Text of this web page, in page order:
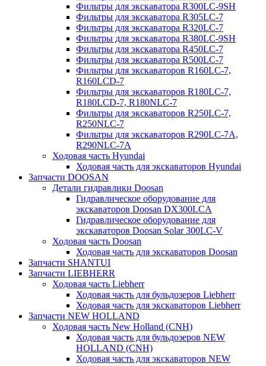
Фильтры для экскаватора R300LC-9SH
Фильтры для экскаватора R305LC-7
Фильтры для экскаватора R320LC-7
Фильтры для экскаватора R380LC-9SH
Фильтры для экскаватора R450LC-7
Фильтры для экскаватора R500LC-7
Фильтры для экскаваторов R160LC-7,
R160LCD-7
Фильтры для экскаваторов R180LC-7,
R180LCD-7, R180NLC-7
Фильтры для экскаваторов R250LC-7,
R250NLC-7
Фильтры для экскаваторов R290LC-7A,
R290NLC-7A
Ходовая часть Hyundai
Ходовая часть для экскаваторов Hyundai
Запчасти DOOSAN
Детали гидравлики Doosan
Гидравлическое оборудование для
экскаваторов Doosan DX300LCA
Гидравлическое оборудование для
экскаваторов Doosan Solar 300LC-V
Ходовая часть Doosan
Ходовая часть для экскаваторов Doosan
Запчасти SHANTUI
Запчасти LIEBHERR
Ходовая часть Liebherr
Ходовая часть для бульдозеров Liebherr
Ходовая часть для экскаваторов Liebherr
Запчасти NEW HOLLAND
Ходовая часть New Holland (CNH)
Ходовая часть для бульдозеров NEW
HOLLAND (CNH)
Ходовая часть для экскаваторов NEW